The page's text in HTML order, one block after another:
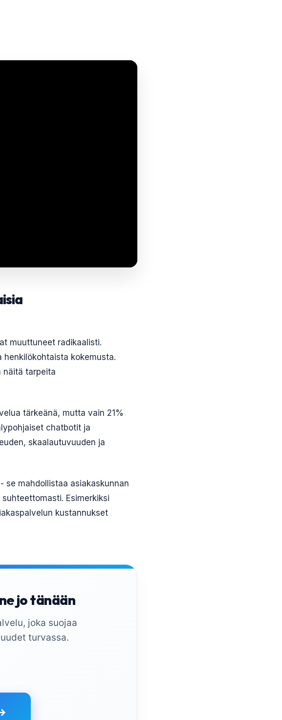
muuttuneet radikaalisti.
kokemusta.
näitä tarpeita
tärkeänä, mutta vain 21%
chatbotit ja
skaalautuvuuden ja
mahdollistaa asiakaskunnan
Esimerkiksi
kustannukset
jo tänään
joka suojaa
turvassa.